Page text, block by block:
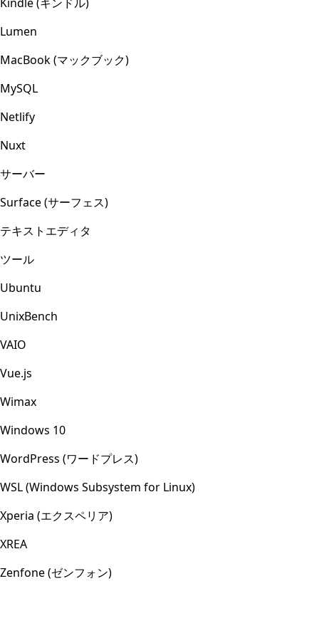
Lumen
MacBook (マックブック)
MySQL
Netlify
Nuxt
サーバー
Surface (サーフェス)
テキストエディタ
ツール
Ubuntu
UnixBench
VAIO
Vue.js
Wimax
Windows 10
WordPress (ワードプレス)
WSL (Windows Subsystem for Linux)
Xperia (エクスペリア)
XREA
Zenfone (ゼンフォン)